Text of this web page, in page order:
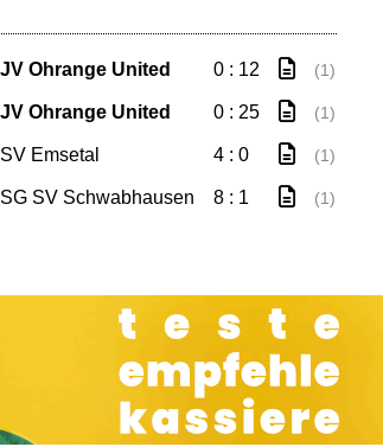
JV Ohrange United 0 : 12 (1)
JV Ohrange United 0 : 25 (1)
SV Emsetal 4 : 0 (1)
SG SV Schwabhausen 8 : 1 (1)